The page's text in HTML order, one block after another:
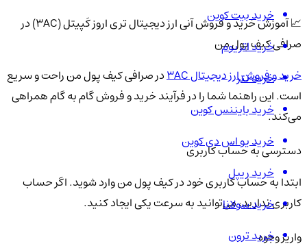
📈 آموزش خرید و فروش آنی ارز دیجیتال تری اروز کَپیتل (3AC) در
صرافی کیف پول من
خرید و فروش ارز دیجیتال 3AC
در صرافی کیف پول من راحت و سریع
است. این راهنما شما را در فرآیند خرید و فروش گام به گام همراهی
می‌کند.
دسترسی به حساب کاربری
ابتدا به حساب کاربری خود در کیف پول من وارد شوید. اگر حساب
کاربری ندارید، می‌توانید به سرعت یکی ایجاد کنید.
واریز وجوه
خرید بیت کوین
خرید اتریوم
خرید تتر
خرید بایننس کوین
خرید یو اس دی کوین
خرید ریپل
خرید سولانا
خرید ترون